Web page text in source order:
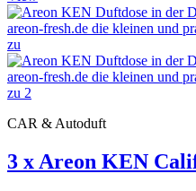
CAR & Autoduft
3 x Areon KEN